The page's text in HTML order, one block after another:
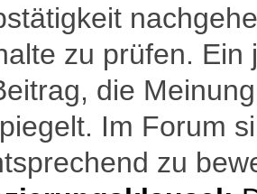
zu prüfen.
die
Im Forum
zu